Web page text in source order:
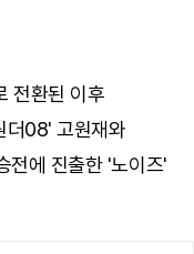
전환된 이후
더08' 고원재와
전에 진출한 '노이즈'